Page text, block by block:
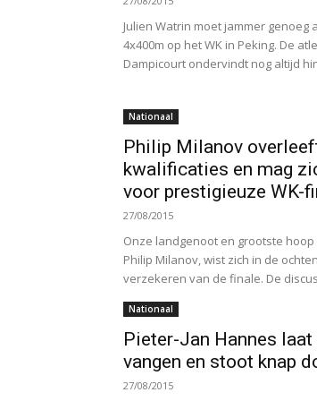
Julien Watrin moet jammer genoeg
4x400m op het WK in Peking. De
Dampicourt ondervindt nog altijd
Nationaal
Philip Milanov
kwalificaties en mag
voor prestigieuze WK-
27/08/2015
Onze landgenoot en grootste
Philip Milanov, wist zich in de
verzekeren van de finale. De
Nationaal
Pieter-Jan Hannes
vangen en stoot knap
27/08/2015